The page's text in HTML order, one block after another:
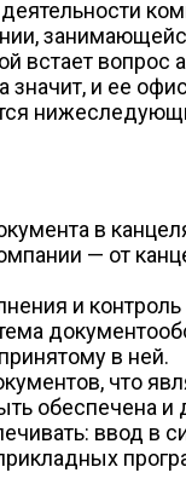
встает вопрос
и ее
в
— от
и
в ней.
что
обеспечена и
ввод в